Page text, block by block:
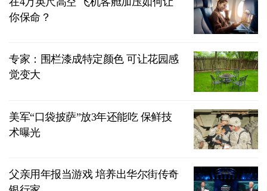
你保命？
专家：围栏漆成特定颜色 可让花园感
觉变大
美军“口袋披萨”放3年还能吃 保鲜技
术曝光
父亲用年报当游戏 培养出华尔街传奇